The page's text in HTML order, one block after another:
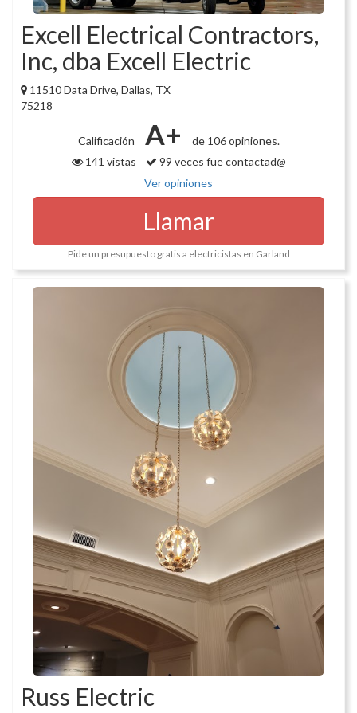
Excell Electrical Contractors,
Inc, dba Excell Electric
11510 Data Drive, Dallas, TX
75218
Calificación A+
de 106 opiniones.
141 vistas
99 veces fue contactad@
Ver opiniones
Llamar
Pide un presupuesto gratis a electricistas en Garland
Russ Electric